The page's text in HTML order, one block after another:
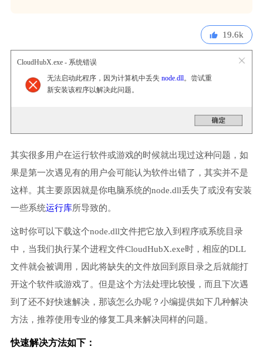
19.6k
CloudHubX.exe - 系统错误
无法启动此程序，因为计算机中丢失 node.dll。尝试重
新安装该程序以解决此问题。
其实很多用户在运行软件或游戏的时候就出现过这种问题，如
果是第一次遇见有的用户会可能认为软件出错了，其实并不是
这样。其主要原因就是你电脑系统的node.dll丢失了或没有安装
一些系统运行库所导致的。
这时你可以下载这个node.dll文件把它放入到程序或系统目录
中，当我们执行某个进程文件CloudHubX.exe时，相应的DLL
文件就会被调用，因此将缺失的文件放回到原目录之后就能打
开这个软件或游戏了。但是这个方法处理比较慢，而且下次遇
到了还不好快速解决，那该怎么办呢？小编提供如下几种解决
方法，推荐使用专业的修复工具来解决同样的问题。
快速解决方法如下：